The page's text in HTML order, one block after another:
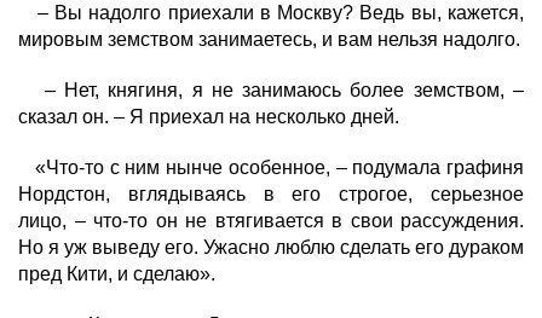
– Вы надолго приехали в Москву? Ведь вы, кажется,
мировым земством занимаетесь, и вам нельзя надолго.
– Нет, княгиня, я не занимаюсь более земством, –
сказал он. – Я приехал на несколько дней.
«Что-то с ним нынче особенное, – подумала графиня
Нордстон, вглядываясь в его строгое, серьезное
лицо, – что-то он не втягивается в свои рассуждения.
Но я уж выведу его. Ужасно люблю сделать его дураком
пред Кити, и сделаю».